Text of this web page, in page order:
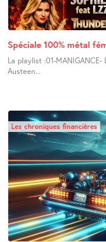
Spéciale 100% métal
La playlist :01-MANIGANCE-
Austeen...
Les chroniques financières